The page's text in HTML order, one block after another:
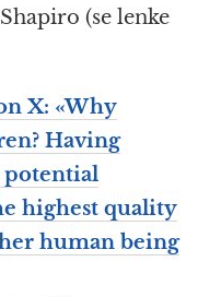
(se lenke
X: «Why
Having
potential
highest quality
human being